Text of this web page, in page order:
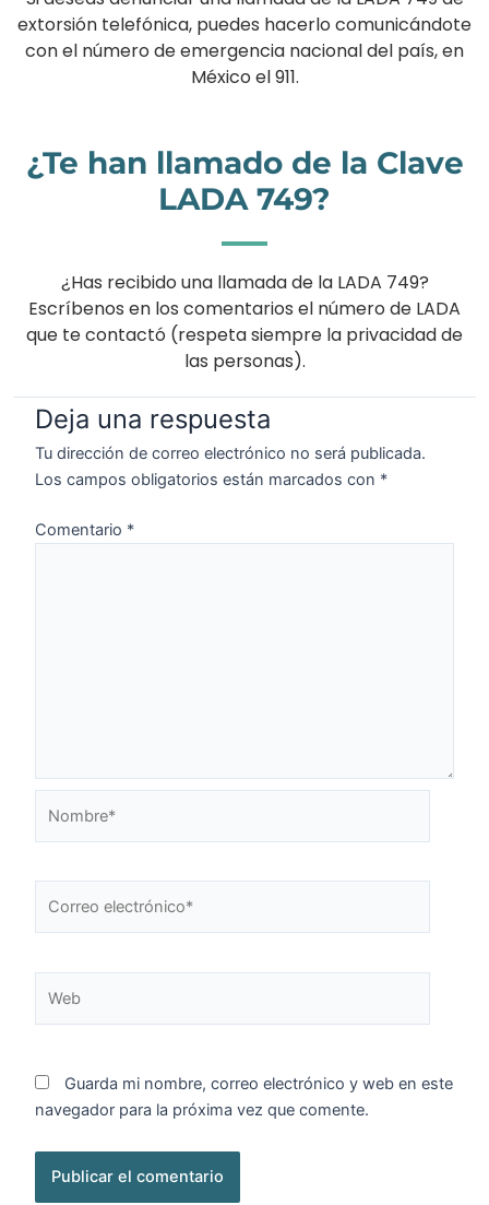
extorsión telefónica, puedes hacerlo comunicándote
con el número de emergencia nacional del país, en
México el 911.
¿Te han llamado de la Clave
LADA 749?
¿Has recibido una llamada de la LADA 749?
Escríbenos en los comentarios el número de LADA
que te contactó (respeta siempre la privacidad de
las personas).
Deja una respuesta
Tu dirección de correo electrónico no será publicada.
Los campos obligatorios están marcados con *
Comentario *
Guarda mi nombre, correo electrónico y web en este
navegador para la próxima vez que comente.